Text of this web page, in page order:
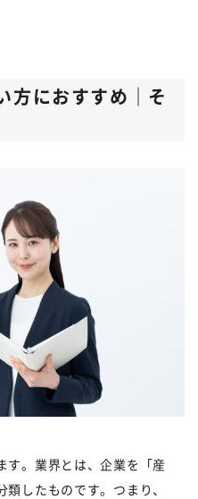
方におすすめ｜そ
す。業界とは、企業を「産
したものです。つまり、